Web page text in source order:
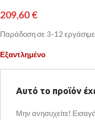
209,60€
Παράδοση σε 3-12
Εξαντλημένο
Αυτό το προϊόν
Μην ανησυχείτε!